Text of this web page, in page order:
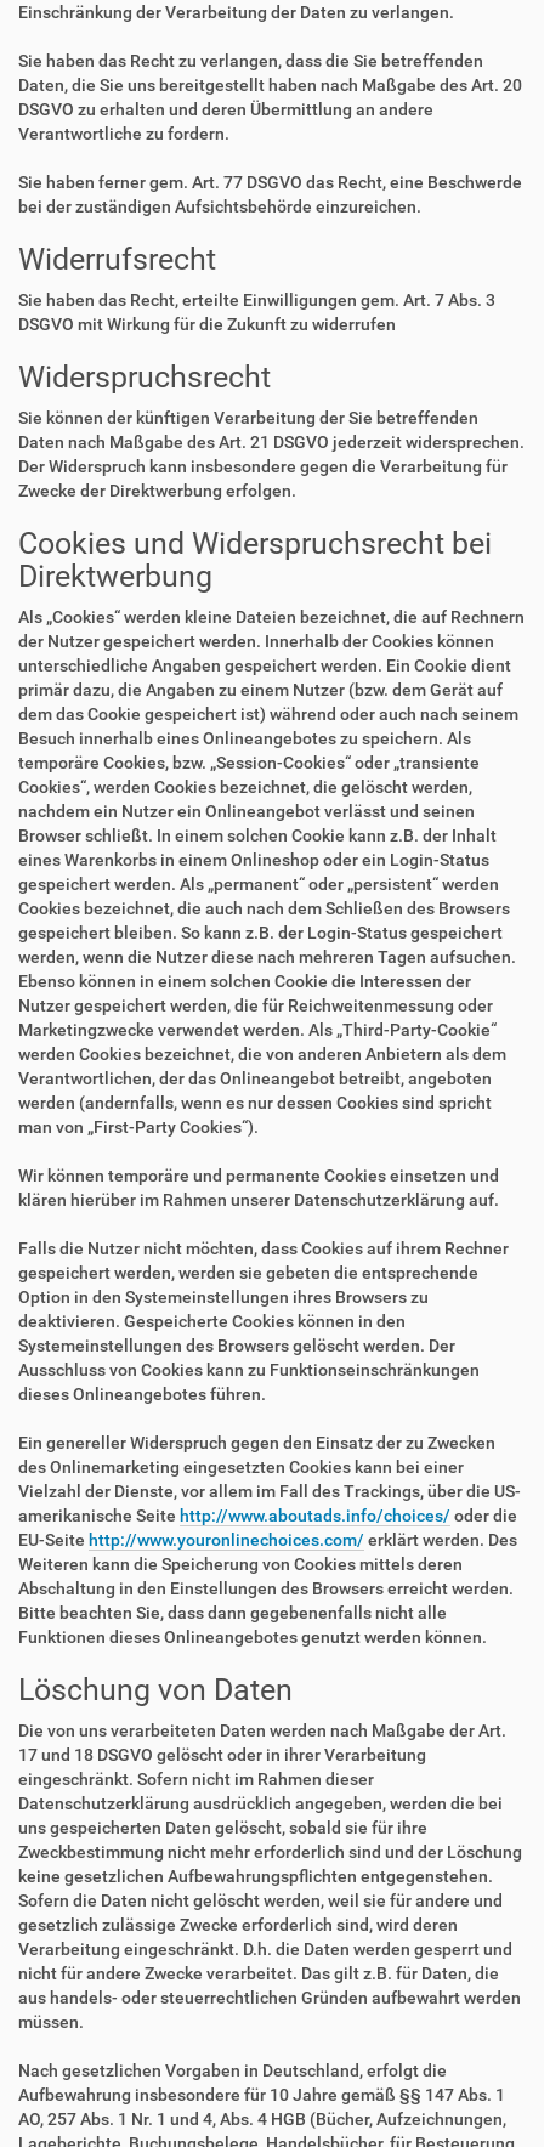
Einschränkung der Verarbeitung der Daten zu verlangen.
Sie haben das Recht zu verlangen, dass die Sie betreffenden
Daten, die Sie uns bereitgestellt haben nach Maßgabe des Art. 20
DSGVO zu erhalten und deren Übermittlung an andere
Verantwortliche zu fordern.
Sie haben ferner gem. Art. 77 DSGVO das Recht, eine Beschwerde
bei der zuständigen Aufsichtsbehörde einzureichen.
Widerrufsrecht
Sie haben das Recht, erteilte Einwilligungen gem. Art. 7 Abs. 3
DSGVO mit Wirkung für die Zukunft zu widerrufen
Widerspruchsrecht
Sie können der künftigen Verarbeitung der Sie betreffenden
Daten nach Maßgabe des Art. 21 DSGVO jederzeit widersprechen.
Der Widerspruch kann insbesondere gegen die Verarbeitung für
Zwecke der Direktwerbung erfolgen.
Cookies und Widerspruchsrecht bei
Direktwerbung
Als „Cookies“ werden kleine Dateien bezeichnet, die auf Rechnern
der Nutzer gespeichert werden. Innerhalb der Cookies können
unterschiedliche Angaben gespeichert werden. Ein Cookie dient
primär dazu, die Angaben zu einem Nutzer (bzw. dem Gerät auf
dem das Cookie gespeichert ist) während oder auch nach seinem
Besuch innerhalb eines Onlineangebotes zu speichern. Als
temporäre Cookies, bzw. „Session-Cookies“ oder „transiente
Cookies“, werden Cookies bezeichnet, die gelöscht werden,
nachdem ein Nutzer ein Onlineangebot verlässt und seinen
Browser schließt. In einem solchen Cookie kann z.B. der Inhalt
eines Warenkorbs in einem Onlineshop oder ein Login-Status
gespeichert werden. Als „permanent“ oder „persistent“ werden
Cookies bezeichnet, die auch nach dem Schließen des Browsers
gespeichert bleiben. So kann z.B. der Login-Status gespeichert
werden, wenn die Nutzer diese nach mehreren Tagen aufsuchen.
Ebenso können in einem solchen Cookie die Interessen der
Nutzer gespeichert werden, die für Reichweitenmessung oder
Marketingzwecke verwendet werden. Als „Third-Party-Cookie“
werden Cookies bezeichnet, die von anderen Anbietern als dem
Verantwortlichen, der das Onlineangebot betreibt, angeboten
werden (andernfalls, wenn es nur dessen Cookies sind spricht
man von „First-Party Cookies“).
Wir können temporäre und permanente Cookies einsetzen und
klären hierüber im Rahmen unserer Datenschutzerklärung auf.
Falls die Nutzer nicht möchten, dass Cookies auf ihrem Rechner
gespeichert werden, werden sie gebeten die entsprechende
Option in den Systemeinstellungen ihres Browsers zu
deaktivieren. Gespeicherte Cookies können in den
Systemeinstellungen des Browsers gelöscht werden. Der
Ausschluss von Cookies kann zu Funktionseinschränkungen
dieses Onlineangebotes führen.
Ein genereller Widerspruch gegen den Einsatz der zu Zwecken
des Onlinemarketing eingesetzten Cookies kann bei einer
Vielzahl der Dienste, vor allem im Fall des Trackings, über die US-
amerikanische Seite http://www.aboutads.info/choices/ oder die
EU-Seite http://www.youronlinechoices.com/ erklärt werden. Des
Weiteren kann die Speicherung von Cookies mittels deren
Abschaltung in den Einstellungen des Browsers erreicht werden.
Bitte beachten Sie, dass dann gegebenenfalls nicht alle
Funktionen dieses Onlineangebotes genutzt werden können.
Löschung von Daten
Die von uns verarbeiteten Daten werden nach Maßgabe der Art.
17 und 18 DSGVO gelöscht oder in ihrer Verarbeitung
eingeschränkt. Sofern nicht im Rahmen dieser
Datenschutzerklärung ausdrücklich angegeben, werden die bei
uns gespeicherten Daten gelöscht, sobald sie für ihre
Zweckbestimmung nicht mehr erforderlich sind und der Löschung
keine gesetzlichen Aufbewahrungspflichten entgegenstehen.
Sofern die Daten nicht gelöscht werden, weil sie für andere und
gesetzlich zulässige Zwecke erforderlich sind, wird deren
Verarbeitung eingeschränkt. D.h. die Daten werden gesperrt und
nicht für andere Zwecke verarbeitet. Das gilt z.B. für Daten, die
aus handels- oder steuerrechtlichen Gründen aufbewahrt werden
müssen.
Nach gesetzlichen Vorgaben in Deutschland, erfolgt die
Aufbewahrung insbesondere für 10 Jahre gemäß §§ 147 Abs. 1
AO, 257 Abs. 1 Nr. 1 und 4, Abs. 4 HGB (Bücher, Aufzeichnungen,